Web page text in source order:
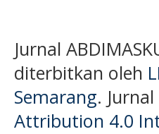
Jurnal
diterbitkan oleh
Semarang.
Attribution 4.0